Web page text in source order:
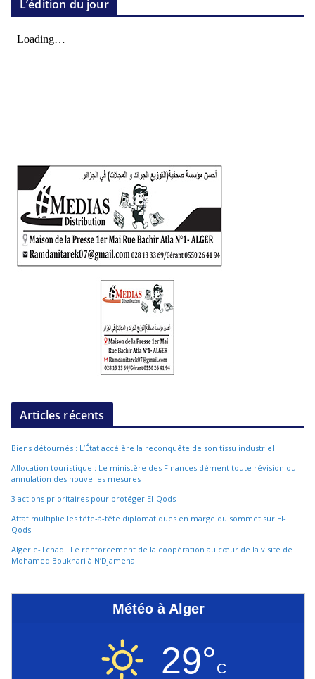
L’édition du jour
Articles récents
Biens détournés : L’État accélère la reconquête de son tissu industriel
Allocation touristique : Le ministère des Finances dément toute révision ou
annulation des nouvelles mesures
3 actions prioritaires pour protéger El-Qods
Attaf multiplie les tête-à-tête diplomatiques en marge du sommet sur El-
Qods
Algérie-Tchad : Le renforcement de la coopération au cœur de la visite de
Mohamed Boukhari à N’Djamena
Météo à Alger
29°C